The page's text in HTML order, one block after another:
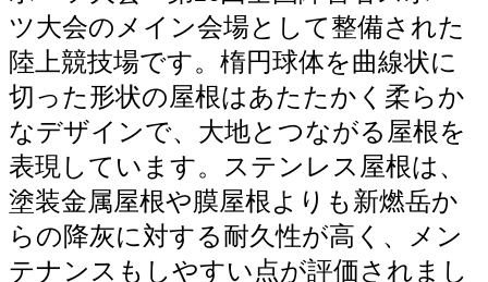
ツ大会のメイン会場として整備された
陸上競技場です。楕円球体を曲線状に
切った形状の屋根はあたたかく柔らか
なデザインで、大地とつながる屋根を
表現しています。ステンレス屋根は、
塗装金属屋根や膜屋根よりも新燃岳か
らの降灰に対する耐久性が高く、メン
テナンスもしやすい点が評価されまし